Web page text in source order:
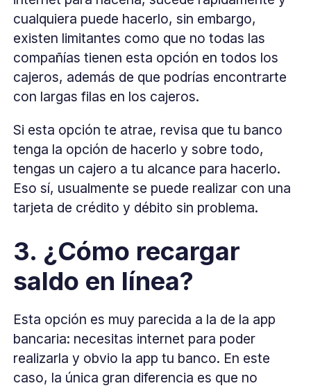
cualquiera puede hacerlo, sin embargo,
existen limitantes como que no todas las
compañías tienen esta opción en todos los
cajeros, además de que podrías encontrarte
con largas filas en los cajeros.
Si esta opción te atrae, revisa que tu banco
tenga la opción de hacerlo y sobre todo,
tengas un cajero a tu alcance para hacerlo.
Eso sí, usualmente se puede realizar con una
tarjeta de crédito y débito sin problema.
3. ¿Cómo recargar
saldo en línea?
Esta opción es muy parecida a la de la app
bancaria: necesitas internet para poder
realizarla y obvio la app tu banco. En este
caso, la única gran diferencia es que no